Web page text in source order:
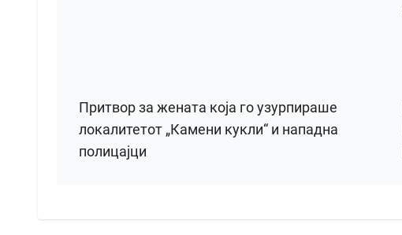
Притвор за жената која го узурпираше
локалитетот „Камени кукли“ и нападна
полицајци